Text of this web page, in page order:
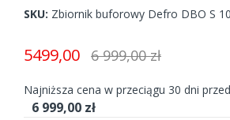
the
gallery
SKU Zbiornik buforowy Defro DBO S
5499,00 6 999,00 zł
Najniższa cena w przeciągu 30 dni
6 999,00 zł